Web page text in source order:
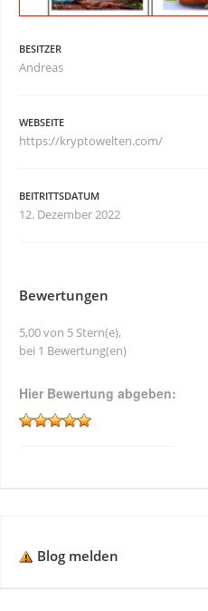
BESITZER
Andreas
WEBSEITE
https://kryptowelten.com/
BEITRITTSDATUM
12. Dezember 2022
Bewertungen
5,00 von 5 Stern(e),
bei 1 Bewertung(en)
Hier Bewertung abgeben:
Blog melden